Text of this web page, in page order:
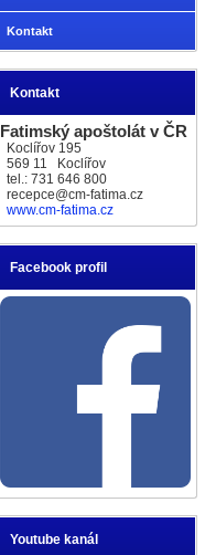
Kontakt
Kontakt
Fatimský apoštolát v ČR
Koclířov 195
569 11 Koclířov
tel.: 731 646 800
recepce@cm-fatima.cz
www.cm-fatima.cz
Facebook profil
Youtube kanál